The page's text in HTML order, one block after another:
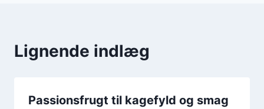
Lignende indlæg
Passionsfrugt til kagefyld og smag